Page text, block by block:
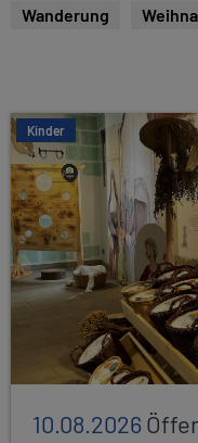
Wanderung
Kinder
10.08.2026